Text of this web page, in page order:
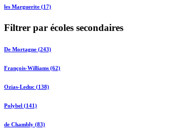
les Marguerite (17)
Filtrer par écoles secondaires
De Mortagne (243)
François-Williams (62)
Ozias-Leduc (138)
Polybel (141)
de Chambly (83)